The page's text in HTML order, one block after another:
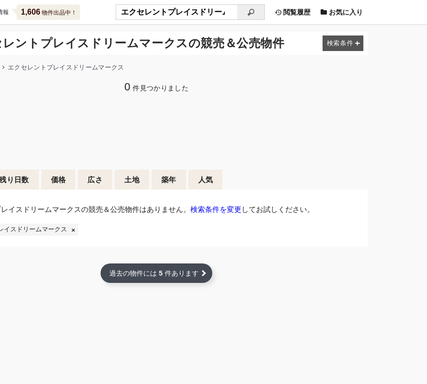
報 1,606物件出品中！ 閲覧履歴 お気に入り
ントプレイスドリームマークスの競売＆公売物件
エクセレントプレイスドリームマークス
0 件見つかりました
り日数 価格 広さ 土地 築年 人気
イスドリームマークスの競売＆公売物件はありません。 検索条件を変更 してお試しください。
イスドリームマークス
過去の物件には 5 件あります